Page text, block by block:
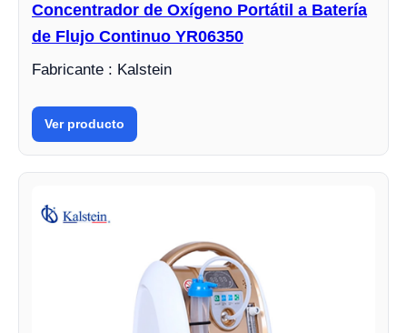
Concentrador de Oxígeno Portátil a Batería
de Flujo Continuo YR06350
Fabricante : Kalstein
Ver producto